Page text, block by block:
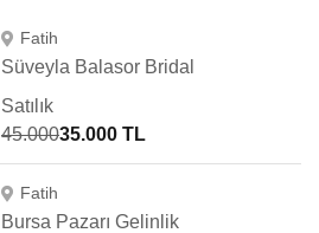
Fatih
Süveyla Balasor Bridal
Satılık
45.00035.000 TL
Fatih
Bursa Pazarı Gelinlik